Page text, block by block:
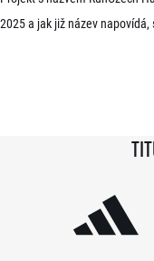
2025 a jak již název napovídá,
sezónu a od startu tak uběhlo